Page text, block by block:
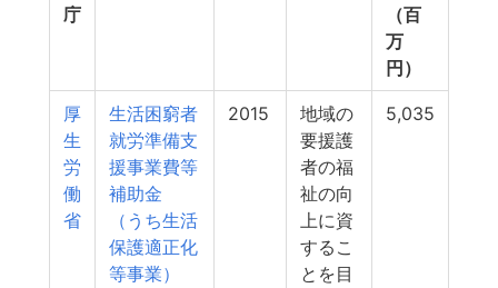
庁
（百
万
円）
厚
生
労
働
省
生活困窮者
就労準備支
援事業費等
補助金
（うち生活
保護適正化
等事業）
2015
地域の
要援護
者の福
祉の向
上に資
するこ
とを目
5,035